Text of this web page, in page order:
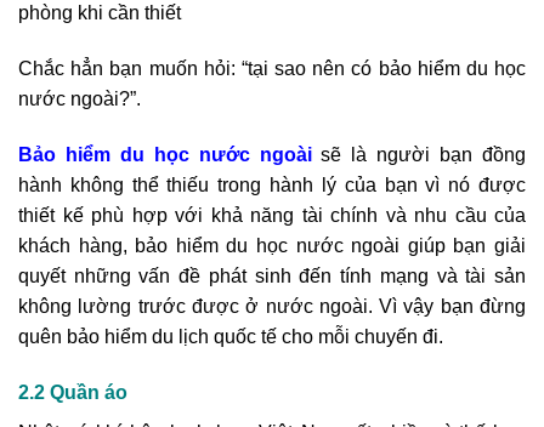
phòng khi cần thiết
Chắc hẳn bạn muốn hỏi: “tại sao nên có bảo hiểm du học
nước ngoài?”.
Bảo hiểm du học nước ngoài sẽ là người bạn đồng
hành không thể thiếu trong hành lý của bạn vì nó được
thiết kế phù hợp với khả năng tài chính và nhu cầu của
khách hàng, bảo hiểm du học nước ngoài giúp bạn giải
quyết những vấn đề phát sinh đến tính mạng và tài sản
không lường trước được ở nước ngoài. Vì vậy bạn đừng
quên bảo hiểm du lịch quốc tế cho mỗi chuyến đi.
2.2 Quần áo